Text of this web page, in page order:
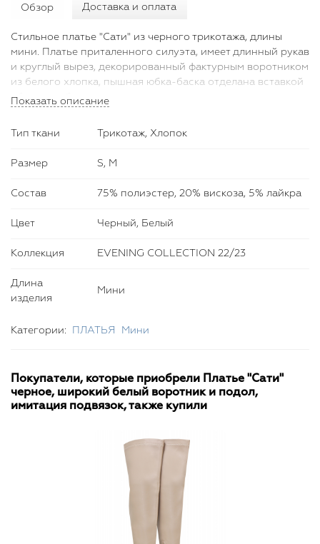
Обзор Доставка и оплата
Стильное платье "Сати" из черного трикотажа, длины
мини. Платье приталенного силуэта, имеет длинный рукав
и круглый вырез, декорированный фактурным воротником
из белого хлопка, пышная юбка-баска отделана вставкой
оборок из белых воланов, также выполнен декор в виде
рекомендуем также подобрать аксессуары из новой
обхват талии 68 см, обхват бедер 94 см, длина изделия по
Параметры изделия для размера M: Обхват груди 94 см,
обхват талии 72 см, обхват бедер 96 см, длина изделия по
Показать описание
Тип ткани Трикотаж, Хлопок
Размер S, M
Состав 75% полиэстер, 20% вискоза, 5% лайкра
Цвет Черный, Белый
Коллекция EVENING COLLECTION 22/23
Длина
изделия
Мини
Категории: ПЛАТЬЯ Мини
Покупатели, которые приобрели Платье "Сати"
черное, широкий белый воротник и подол,
имитация подвязок, также купили